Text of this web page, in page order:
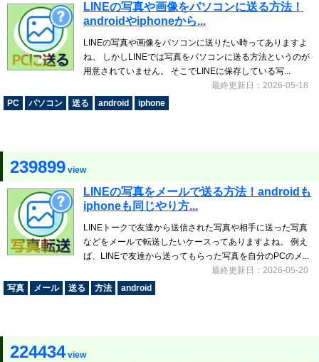
LINEの写真や画像をパソコンに送る方法！
androidやiphoneから...
LINEの写真や画像をパソコンに送りたい時ってありますよ
ね。 しかしLINEでは写真をパソコンに送る方法というのが
用意されていません。 そこでLINEに保存している写...
最終更新日：2026-05-18
PC
パソコン 送る android iphone
239899 view
LINEの写真をメールで送る方法！androidも
iphoneも同じやり方...
LINEトークで友達から送信された写真や相手に送った写真
などをメールで転送したいケースってありますよね。 例え
ば、LINEで友達から送ってもらった写真を自分のPCのメ...
最終更新日：2026-05-20
写真
メール 送る 方法 android
224434view